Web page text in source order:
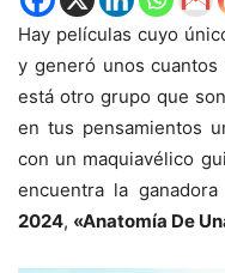
Hay películas cuyo
y generó unos
está otro grupo que
en tus pensamientos
con un maquiavélico
encuentra la
2024, «Anatomía De